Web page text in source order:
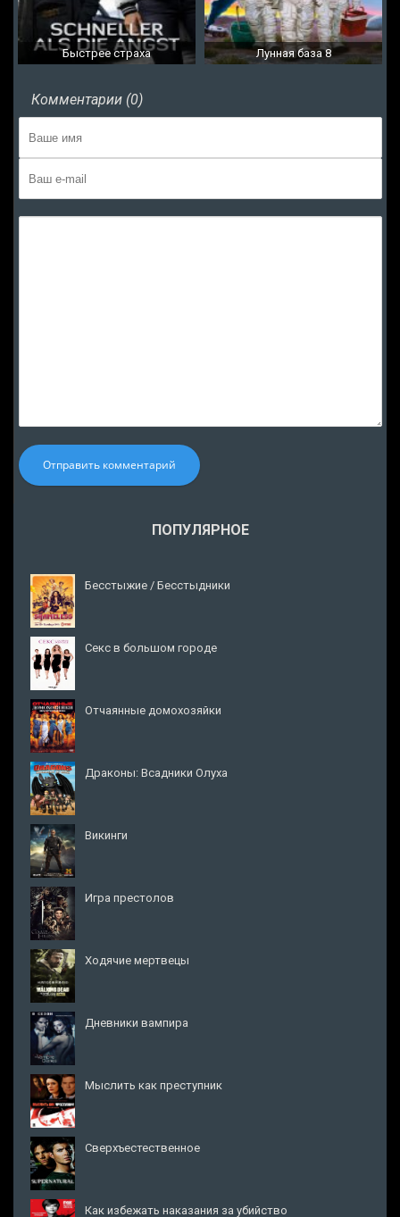
Быстрее страха Лунная база 8
Комментарии (0)
Отправить комментарий
ПОПУЛЯРНОЕ
Бесстыжие / Бесстыдники
Секс в большом городе
Отчаянные домохозяйки
Драконы: Всадники Олуха
Викинги
Игра престолов
Ходячие мертвецы
Дневники вампира
Мыслить как преступник
Сверхъестественное
Как избежать наказания за убийство